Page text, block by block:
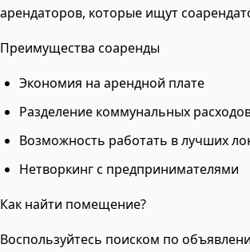
арендаторов, которые ищут
Преимущества соаренды
Экономия на арендной плате
Разделение коммунальных
Возможность работать в лучших
Нетворкинг с предпринимателями
Как найти помещение?
Воспользуйтесь поиском по